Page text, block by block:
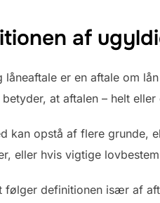
af
låneaftale er en aftale om
betyder, at aftalen – helt
kan opstå af flere grunde,
eller hvis vigtige
følger definitionen især af